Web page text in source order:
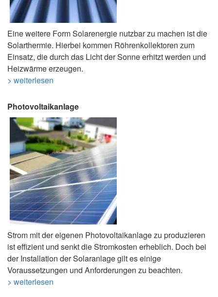
Eine weitere Form Solarenergie nutzbar zu machen ist die
Solarthermie. Hierbei kommen Röhrenkollektoren zum
Einsatz, die durch das Licht der Sonne erhitzt werden und
Heizwärme erzeugen.
> weiterlesen
Photovoltaikanlage
Strom mit der eigenen Photovoltaikanlage zu produzieren
ist effizient und senkt die Stromkosten erheblich. Doch bei
der Installation der Solaranlage gilt es einige
Voraussetzungen und Anforderungen zu beachten.
> weiterlesen